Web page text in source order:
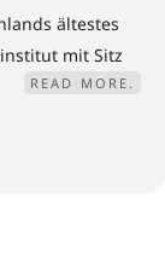
ältestes
mit Sitz
READ MORE.